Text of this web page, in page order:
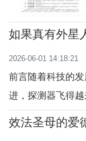
如果真有外星
2026-06-01 14:18:21
前言随着科技的
进，探测器飞得
存在的行星。于
效法圣母的爱